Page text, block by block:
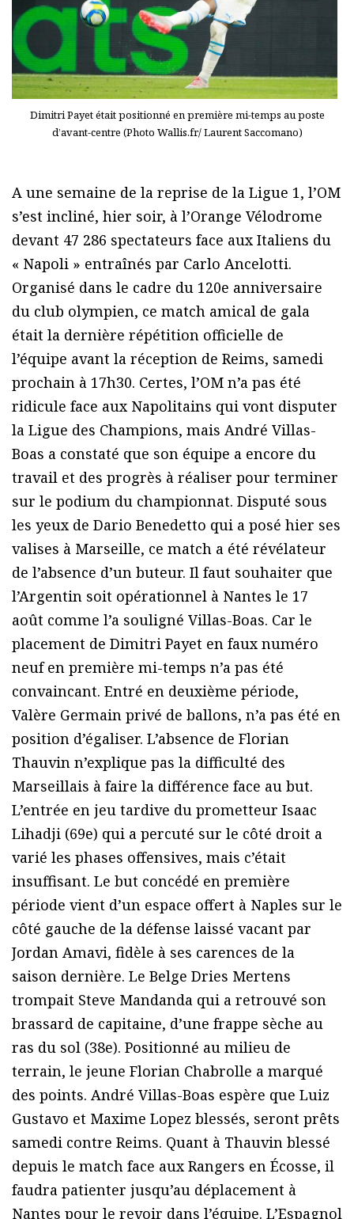
Dimitri Payet était positionné en première mi-temps au poste
d’avant-centre (Photo Wallis.fr/ Laurent Saccomano)
A une semaine de la reprise de la Ligue 1, l’OM
s’est incliné, hier soir, à l’Orange Vélodrome
devant 47 286 spectateurs face aux Italiens du
« Napoli » entraînés par Carlo Ancelotti.
Organisé dans le cadre du 120e anniversaire
du club olympien, ce match amical de gala
était la dernière répétition officielle de
l’équipe avant la réception de Reims, samedi
prochain à 17h30. Certes, l’OM n’a pas été
ridicule face aux Napolitains qui vont disputer
la Ligue des Champions, mais André Villas-
Boas a constaté que son équipe a encore du
travail et des progrès à réaliser pour terminer
sur le podium du championnat. Disputé sous
les yeux de Dario Benedetto qui a posé hier ses
valises à Marseille, ce match a été révélateur
de l’absence d’un buteur. Il faut souhaiter que
l’Argentin soit opérationnel à Nantes le 17
août comme l’a souligné Villas-Boas. Car le
placement de Dimitri Payet en faux numéro
neuf en première mi-temps n’a pas été
convaincant. Entré en deuxième période,
Valère Germain privé de ballons, n’a pas été en
position d’égaliser. L’absence de Florian
Thauvin n’explique pas la difficulté des
Marseillais à faire la différence face au but.
L’entrée en jeu tardive du prometteur Isaac
Lihadji (69e) qui a percuté sur le côté droit a
varié les phases offensives, mais c’était
insuffisant. Le but concédé en première
période vient d’un espace offert à Naples sur le
côté gauche de la défense laissé vacant par
Jordan Amavi, fidèle à ses carences de la
saison dernière. Le Belge Dries Mertens
trompait Steve Mandanda qui a retrouvé son
brassard de capitaine, d’une frappe sèche au
ras du sol (38e). Positionné au milieu de
terrain, le jeune Florian Chabrolle a marqué
des points. André Villas-Boas espère que Luiz
Gustavo et Maxime Lopez blessés, seront prêts
samedi contre Reims. Quant à Thauvin blessé
depuis le match face aux Rangers en Écosse, il
faudra patienter jusqu’au déplacement à
Nantes pour le revoir dans l’équipe. L’Espagnol